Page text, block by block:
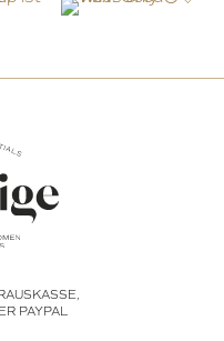
PAYPAL